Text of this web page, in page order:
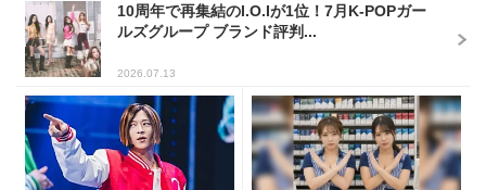
10周年で再集結のI.O.Iが1位！7月K-POPガー
ルズグループ ブランド評判...
2026.07.13